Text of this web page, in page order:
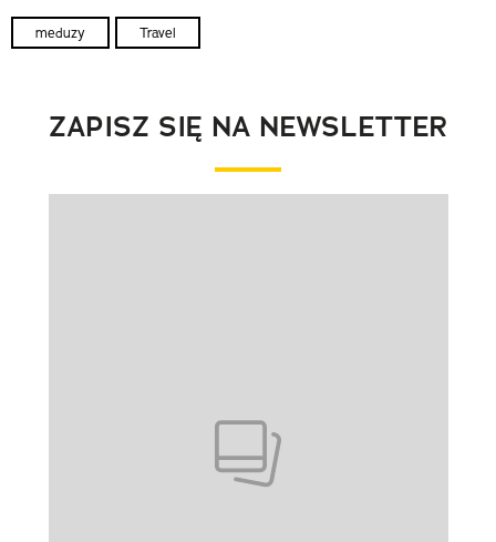
meduzy Travel
ZAPISZ SIĘ NA NEWSLETTER